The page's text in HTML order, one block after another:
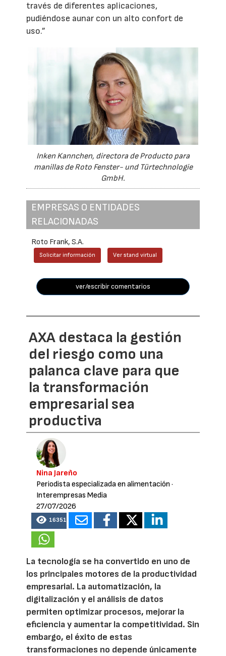
través de diferentes aplicaciones,
pudiéndose aunar con un alto confort de
uso.”
Inken Kannchen, directora de Producto para
manillas de Roto Fenster- und Türtechnologie
GmbH.
EMPRESAS O ENTIDADES
RELACIONADAS
Roto Frank, S.A.
Solicitar información Ver stand virtual
ver/escribir comentarios
AXA destaca la gestión
del riesgo como una
palanca clave para que
la transformación
empresarial sea
productiva
Nina Jareño
Periodista especializada en alimentación ·
Interempresas Media
27/07/2026
16351
La tecnología se ha convertido en uno de
los principales motores de la productividad
empresarial. La automatización, la
digitalización y el análisis de datos
permiten optimizar procesos, mejorar la
eficiencia y aumentar la competitividad. Sin
embargo, el éxito de estas
transformaciones no depende únicamente